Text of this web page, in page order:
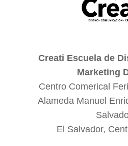
Creati Escuela de
Marketing
Centro Comerical
Alameda Manuel
El Salvador,